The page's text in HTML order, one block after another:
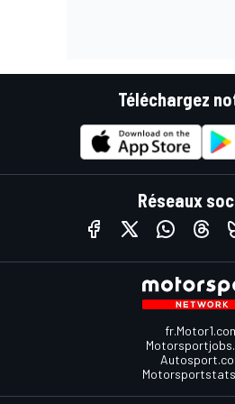
Téléchargez
Réseaux